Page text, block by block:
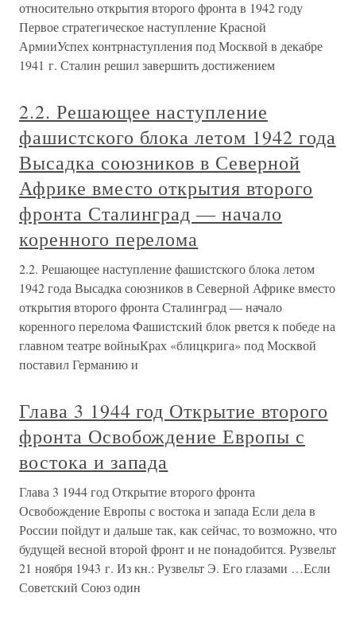
относительно открытия второго фронта в 1942 году
Первое стратегическое наступление Красной
АрмииУспех контрнаступления под Москвой в декабре
1941 г. Сталин решил завершить достижением
2.2. Решающее наступление
фашистского блока летом 1942 года
Высадка союзников в Северной
Африке вместо открытия второго
фронта Сталинград — начало
коренного перелома
2.2. Решающее наступление фашистского блока летом
1942 года Высадка союзников в Северной Африке вместо
открытия второго фронта Сталинград — начало
коренного перелома Фашистский блок рвется к победе на
главном театре войныКрах «блицкрига» под Москвой
поставил Германию и
Глава 3 1944 год Открытие второго
фронта Освобождение Европы с
востока и запада
Глава 3 1944 год Открытие второго фронта
Освобождение Европы с востока и запада Если дела в
России пойдут и дальше так, как сейчас, то возможно, что
будущей весной второй фронт и не понадобится. Рузвельт
21 ноября 1943 г. Из кн.: Рузвельт Э. Его глазами …Если
Советский Союз один